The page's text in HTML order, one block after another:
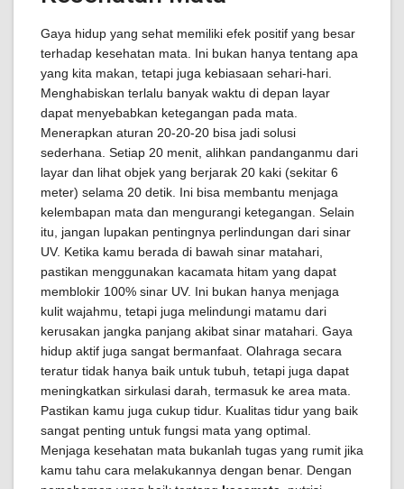
Gaya hidup yang sehat memiliki efek positif yang besar
terhadap kesehatan mata. Ini bukan hanya tentang apa
yang kita makan, tetapi juga kebiasaan sehari-hari.
Menghabiskan terlalu banyak waktu di depan layar
dapat menyebabkan ketegangan pada mata.
Menerapkan aturan 20-20-20 bisa jadi solusi
sederhana. Setiap 20 menit, alihkan pandanganmu dari
layar dan lihat objek yang berjarak 20 kaki (sekitar 6
meter) selama 20 detik. Ini bisa membantu menjaga
kelembapan mata dan mengurangi ketegangan. Selain
itu, jangan lupakan pentingnya perlindungan dari sinar
UV. Ketika kamu berada di bawah sinar matahari,
pastikan menggunakan kacamata hitam yang dapat
memblokir 100% sinar UV. Ini bukan hanya menjaga
kulit wajahmu, tetapi juga melindungi matamu dari
kerusakan jangka panjang akibat sinar matahari. Gaya
hidup aktif juga sangat bermanfaat. Olahraga secara
teratur tidak hanya baik untuk tubuh, tetapi juga dapat
meningkatkan sirkulasi darah, termasuk ke area mata.
Pastikan kamu juga cukup tidur. Kualitas tidur yang baik
sangat penting untuk fungsi mata yang optimal.
Menjaga kesehatan mata bukanlah tugas yang rumit jika
kamu tahu cara melakukannya dengan benar. Dengan